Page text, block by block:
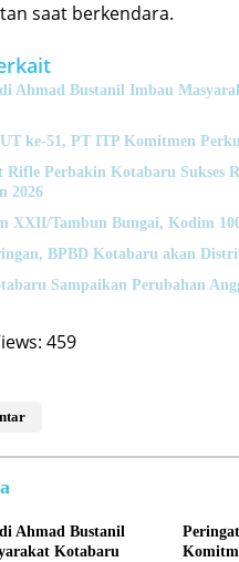
saat berkendara.
Ahmad Bustanil Imbau
ke-51, PT ITP Komitmen
Rifle Perbakin Kotabaru Sukses
2026
XXII/Tambun Bungai, Kodim
BPBD Kotabaru akan
Sampaikan Perubahan
459
Ahmad Bustanil
Kotabaru